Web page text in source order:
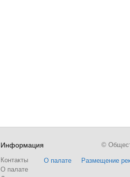
Информация
Контакты
О палате
О палате Размещение
©